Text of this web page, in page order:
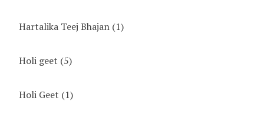
Hartalika Teej Bhajan (1)
Holi geet (5)
Holi Geet (1)